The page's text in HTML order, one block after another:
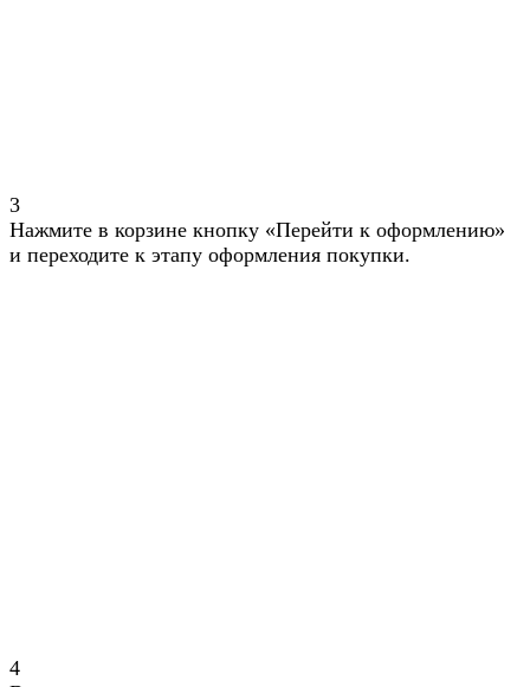
3
Нажмите в корзине кнопку «Перейти к оформлению»
и переходите к этапу оформления покупки.
4